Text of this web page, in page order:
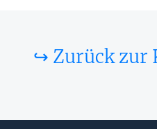
↪ Zurück zur